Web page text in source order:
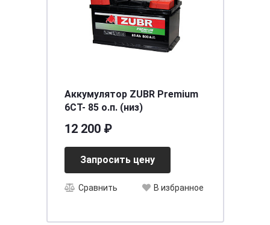
Аккумулятор ZUBR Premium
6CT- 85 о.п. (низ)
12 200 ₽
Запросить цену
Сравнить В избранное